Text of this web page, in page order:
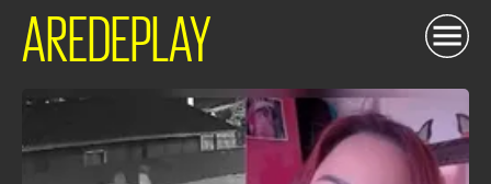
AREDEPLAY